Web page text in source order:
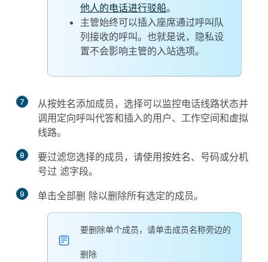
他人的电话进行驳船。
主管始终可以插入座席通过呼叫队
列接收的呼叫。也就是说，隐私设
置不会影响主管的入站选项。
7 从按姓名添加成员，选择可以监控电话线路状态并
调用定向呼叫代答和插入的用户、工作空间和虚拟
线路。
8 要过滤您选择的成员，请使用按姓名、号码或分机
号过 滤字段。
9 单击全部删 除以删除所有选定的成员。
要删除单个成员，请单击成员名称旁边的
删除